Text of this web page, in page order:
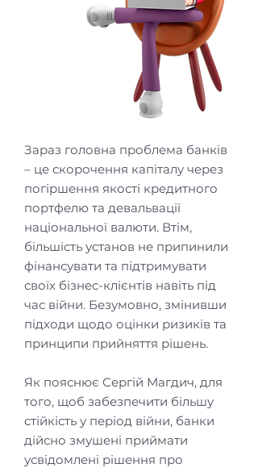
Зараз головна проблема банків
– це скорочення капіталу через
погіршення якості кредитного
портфелю та девальвації
національної валюти. Втім,
більшість установ не припинили
фінансувати та підтримувати
своїх бізнес-клієнтів навіть під
час війни. Безумовно, змінивши
підходи щодо оцінки ризиків та
принципи прийняття рішень.
Як пояснює Сергій Магдич, для
того, щоб забезпечити більшу
стійкість у період війни, банки
дійсно змушені приймати
усвідомлені рішення про